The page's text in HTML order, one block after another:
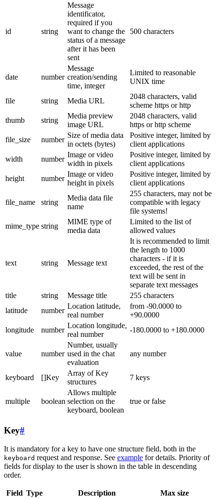
id string
Message
identificator,
required if you
want to change the
status of a message
after it has been
sent
500 characters
date number
Message
creation/sending
time, integer
Limited to reasonable
UNIX time
file string Media URL
2048 characters, valid
scheme https or http
thumb
string
Media preview
image URL
2048 characters, valid
https or http scheme
file_size
number
Size of media data
in octets (bytes)
Positive integer, limited by
client applications
width
number
Image or video
width in pixels
Positive integer, limited by
client applications
height
number
Image or video
height in pixels
Positive integer, limited by
client applications
file_name string
Media data file
name
255 characters, may not be
compatible with legacy
file systems!
mime_type string
MIME type of
media data
Limited to the list of
allowed values
text string Message text
It is recommended to limit
the length to 1000
characters - if it is
exceeded, the rest of the
text will be sent in
separate text messages
title
string Message title
255 characters
latitude
number
Location latitude,
real number
from -90.0000 to
+90.0000
longitude
number
Location longitude,
real number
-180.0000 to +180.0000
value number
Number, usually
used in the chat
evaluation
any number
keyboard []Key
Array of Key
structures
7 keys
multiple boolean
Allows multiple
selection on the
keyboard, boolean
true or false
Key#
It is mandatory for a key to have one structure field, both in the
keyboard request and response. See example for details. Priority of
fields for display to the user is shown in the table in descending
order.
Field Type Description
Max size